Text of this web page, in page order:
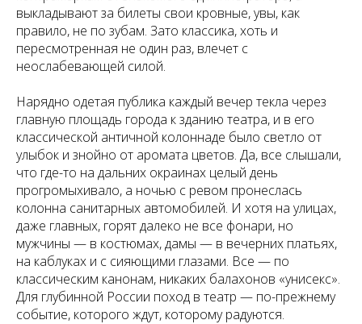
выкладывают за билеты свои кровные, увы, как
правило, не по зубам. Зато классика, хоть и
пересмотренная не один раз, влечет с
неослабевающей силой.
Нарядно одетая публика каждый вечер текла через
главную площадь города к зданию театра, и в его
классической античной колоннаде было светло от
улыбок и знойно от аромата цветов. Да, все слышали,
что где-то на дальних окраинах целый день
прогромыхивало, а ночью с ревом пронеслась
колонна санитарных автомобилей. И хотя на улицах,
даже главных, горят далеко не все фонари, но
мужчины — в костюмах, дамы — в вечерних платьях,
на каблуках и с сияющими глазами. Все — по
классическим канонам, никаких балахонов «унисекс».
Для глубинной России поход в театр — по-прежнему
событие, которого ждут, которому радуются.